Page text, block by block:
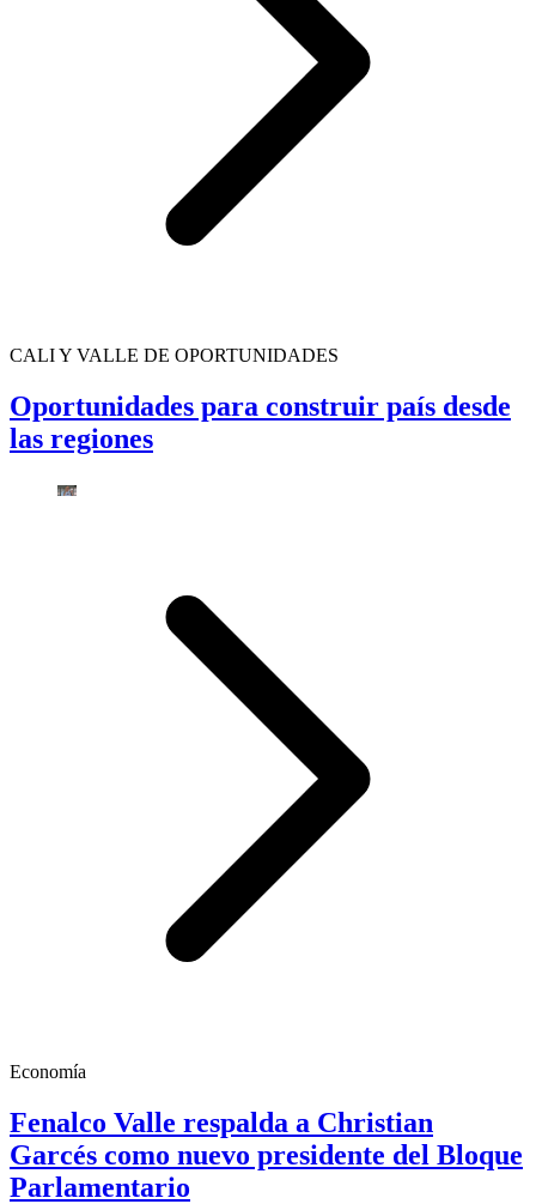
CALI Y VALLE DE OPORTUNIDADES
Oportunidades para construir país desde
las regiones
Economía
Fenalco Valle respalda a Christian
Garcés como nuevo presidente del Bloque
Parlamentario